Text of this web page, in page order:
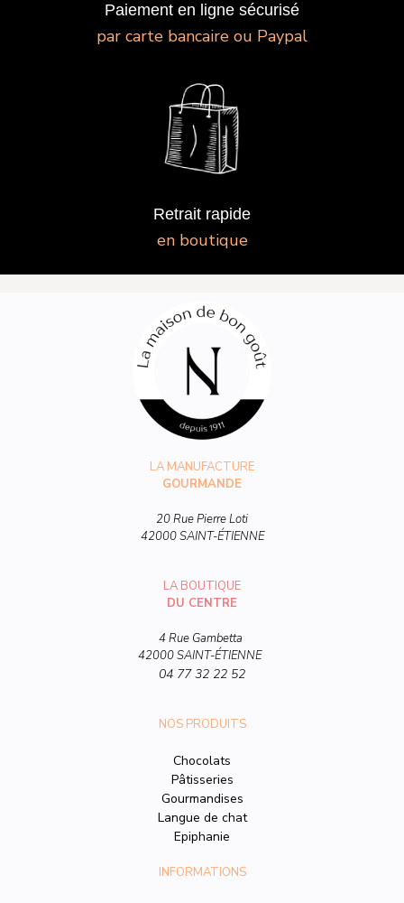
Paiement en ligne sécurisé
par carte bancaire ou Paypal
Retrait rapide
en boutique
LA MANUFACTURE
GOURMANDE
20 Rue Pierre Loti
42000 SAINT-ÉTIENNE
LA BOUTIQUE
DU CENTRE
4 Rue Gambetta
42000 SAINT-ÉTIENNE
04 77 32 22 52
NOS PRODUITS
Chocolats
Pâtisseries
Gourmandises
Langue de chat
Epiphanie
INFORMATIONS